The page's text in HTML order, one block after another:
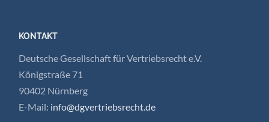
KONTAKT
Deutsche Gesellschaft für Vertriebsrecht e.V.
Königstraße 71
90402 Nürnberg
E-Mail: info@dgvertriebsrecht.de